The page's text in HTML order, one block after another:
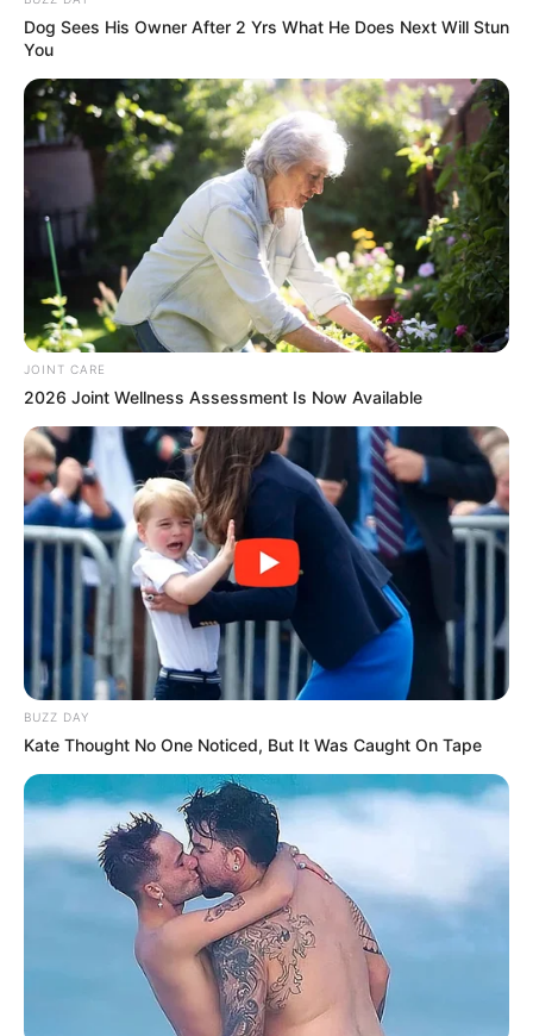
Dog Sees His Owner After 2 Yrs What He Does Next Will Stun
You
JOINT CARE
2026 Joint Wellness Assessment Is Now Available
BUZZ DAY
Kate Thought No One Noticed, But It Was Caught On Tape